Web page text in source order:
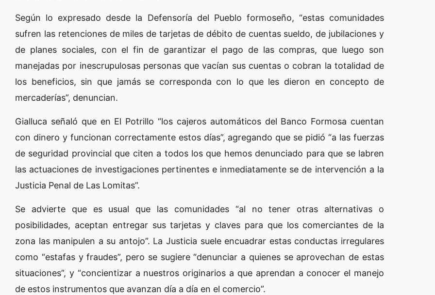
Según lo expresado desde la Defensoría del Pueblo formoseño, “estas comunidades
sufren las retenciones de miles de tarjetas de débito de cuentas sueldo, de jubilaciones y
de planes sociales, con el fin de garantizar el pago de las compras, que luego son
manejadas por inescrupulosas personas que vacían sus cuentas o cobran la totalidad de
los beneficios, sin que jamás se corresponda con lo que les dieron en concepto de
mercaderías”, denuncian.
Gialluca señaló que en El Potrillo “los cajeros automáticos del Banco Formosa cuentan
con dinero y funcionan correctamente estos días”, agregando que se pidió “a las fuerzas
de seguridad provincial que citen a todos los que hemos denunciado para que se labren
las actuaciones de investigaciones pertinentes e inmediatamente se de intervención a la
Justicia Penal de Las Lomitas”.
Se advierte que es usual que las comunidades “al no tener otras alternativas o
posibilidades, aceptan entregar sus tarjetas y claves para que los comerciantes de la
zona las manipulen a su antojo”. La Justicia suele encuadrar estas conductas irregulares
como “estafas y fraudes”, pero se sugiere “denunciar a quienes se aprovechan de estas
situaciones”, y “concientizar a nuestros originarios a que aprendan a conocer el manejo
de estos instrumentos que avanzan día a día en el comercio”.